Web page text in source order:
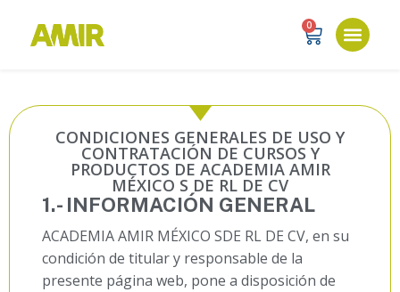
0
CONDICIONES GENERALES DE USO Y
CONTRATACIÓN DE CURSOS Y
PRODUCTOS DE ACADEMIA AMIR
MÉXICO S DE RL DE CV
1.- INFORMACIÓN GENERAL
ACADEMIA AMIR MÉXICO SDE RL DE CV, en su
condición de titular y responsable de la
presente página web, pone a disposición de